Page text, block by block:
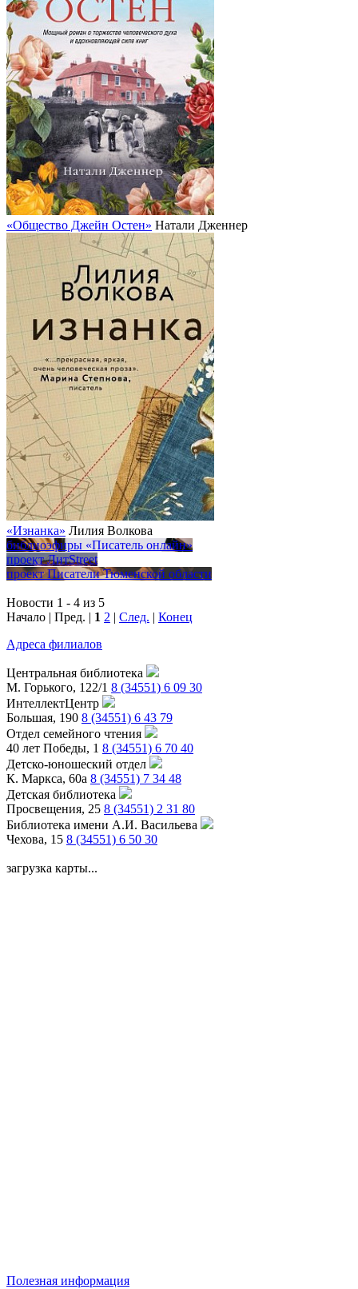
«Общество Джейн Остен» Натали Дженнер
«Изнанка» Лилия Волкова
библиоэфиры «Писатель онлайн»
проектЛитStreet
проектПисатели Тюменской области
Новости 1 - 4 из 5
Начало | Пред. | 1 2 | След. | Конец
Адреса филиалов
Центральная библиотека
М. Горького, 122/1 8 (34551) 6 09 30
ИнтеллектЦентр
Большая, 190 8 (34551) 6 43 79
Отдел семейного чтения
40 лет Победы, 1 8 (34551) 6 70 40
Детско-юношеский отдел
К. Маркса, 60а 8 (34551) 7 34 48
Детская библиотека
Просвещения, 25 8 (34551) 2 31 80
Библиотека имени А.И. Васильева
Чехова, 15 8 (34551) 6 50 30
загрузка карты...
Полезная информация